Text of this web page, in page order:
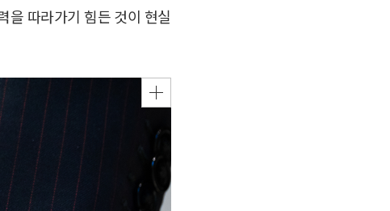
을 따라가기 힘든 것이 현실